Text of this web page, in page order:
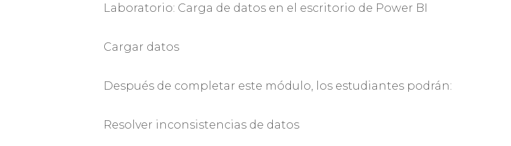
Laboratorio: Carga de datos en el escritorio de Power BI
Cargar datos
Después de completar este módulo, los estudiantes podrán:
Resolver inconsistencias de datos